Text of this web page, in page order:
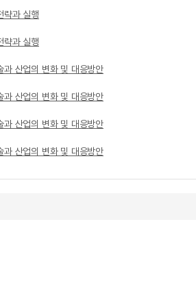
략과 실행
략과 실행
과 산업의 변화 및 대응방안
과 산업의 변화 및 대응방안
과 산업의 변화 및 대응방안
과 산업의 변화 및 대응방안